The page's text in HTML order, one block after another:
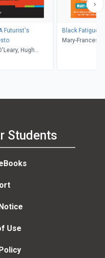
Futurist's
Hugh
Black Fatigue
Mary-Frances
Students
Use